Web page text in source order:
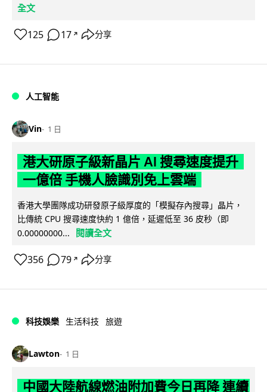
全文
125 17 ↗ 分享
人工智能
Vin 1 日
港大研原子級新晶片 AI 搜尋速度提升
一億倍 手機人臉識別免上雲端
香港大學團隊成功研發原子級厚度的「模擬存內搜尋」晶片，
比傳統 CPU 搜尋速度快約 1 億倍，延遲低至 36 皮秒（即
0.00000000...
閱讀全文
356 79 ↗ 分享
科技娛樂 生活科技 旅遊
Lawton 1 日
中國大陸航線燃油附加費今日再降 連續